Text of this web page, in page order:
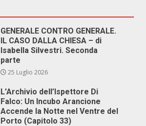
GENERALE CONTRO GENERALE.
IL CASO DALLA CHIESA – di
Isabella Silvestri. Seconda
parte
25 Luglio 2026
L’Archivio dell’Ispettore Di
Falco: Un Incubo Arancione
Accende la Notte nel Ventre del
Porto (Capitolo 33)